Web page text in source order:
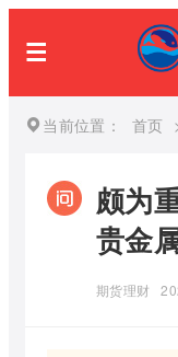
当前位置： 首页
颇为
贵金
期货理财